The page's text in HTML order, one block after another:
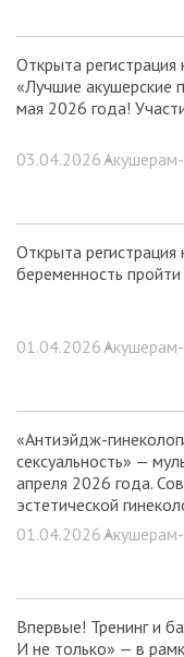
Открыта
«Лучшие акушерские
мая 2026 года!
03.04.2026 •
Открыта
беременность
01.04.2026 •
«Антиэйдж-
сексуальность» —
апреля 2026 года.
эстетической
контурную пластику,
01.04.2026 •
Впервые! Тренинг и
И не только» — в